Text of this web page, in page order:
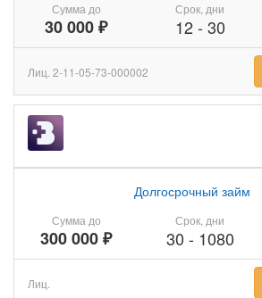
Сумма до
30 000 ₽
Срок, дни
12- 30
Лиц. 2-11-05-73-000002
Сумма до
300 000 ₽
Долгосрочный займ
Срок, дни
30 - 1080
Лиц.